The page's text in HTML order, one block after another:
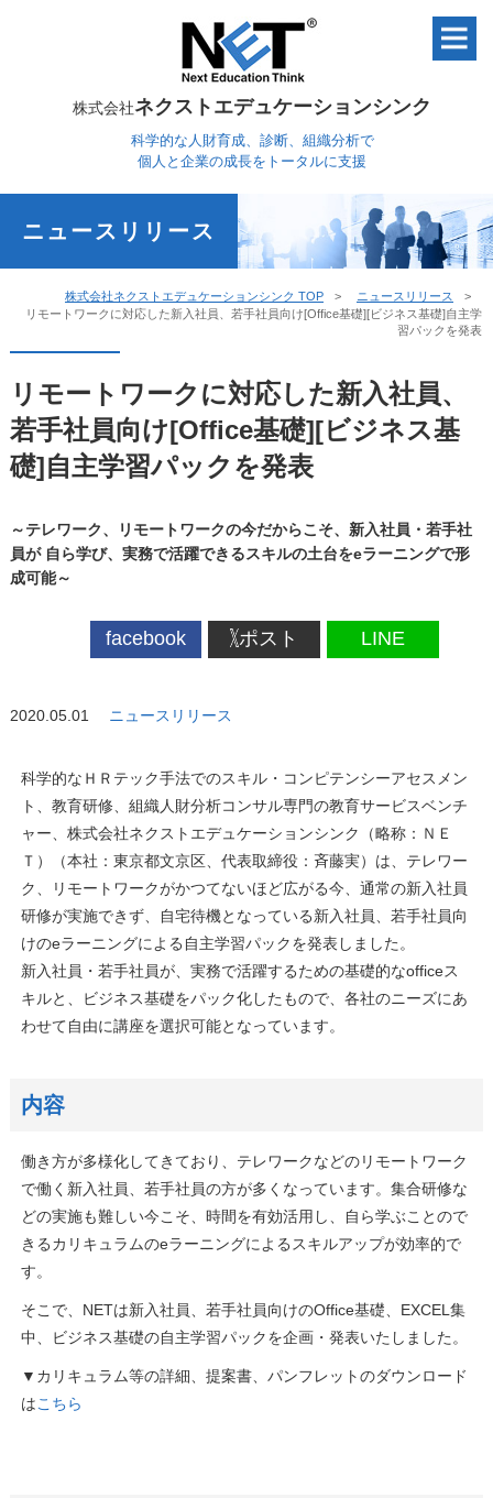
株式会社ネクストエデュケーションシンク
科学的な人財育成、診断、組織分析で
個人と企業の成長をトータルに支援
ニュースリリース
株式会社ネクストエデュケーションシンク TOP
ニュースリリース
リモートワークに対応した新入社員、若手社員向け[Office基礎][ビジネス基礎]自主学
習パックを発表
リモートワークに対応した新入社員、
若手社員向け[Office基礎][ビジネス基
礎]自主学習パックを発表
～テレワーク、リモートワークの今だからこそ、新入社員・若手社
員が 自ら学び、実務で活躍できるスキルの土台をeラーニングで形
成可能～
facebook ポスト LINE
2020.05.01 ニュースリリース
科学的なＨＲテック手法でのスキル・コンピテンシーアセスメン
ト、教育研修、組織人財分析コンサル専門の教育サービスベンチ
ャー、株式会社ネクストエデュケーションシンク（略称：ＮＥ
Ｔ）（本社：東京都文京区、代表取締役：斉藤実）は、テレワー
ク、リモートワークがかつてないほど広がる今、通常の新入社員
研修が実施できず、自宅待機となっている新入社員、若手社員向
けのeラーニングによる自主学習パックを発表しました。
新入社員・若手社員が、実務で活躍するための基礎的なofficeス
キルと、ビジネス基礎をパック化したもので、各社のニーズにあ
わせて自由に講座を選択可能となっています。
内容
働き方が多様化してきており、テレワークなどのリモートワーク
で働く新入社員、若手社員の方が多くなっています。集合研修な
どの実施も難しい今こそ、時間を有効活用し、自ら学ぶことので
きるカリキュラムのeラーニングによるスキルアップが効率的で
す。
そこで、NETは新入社員、若手社員向けのOffice基礎、EXCEL集
中、ビジネス基礎の自主学習パックを企画・発表いたしました。
▼カリキュラム等の詳細、提案書、パンフレットのダウンロード
はこちら